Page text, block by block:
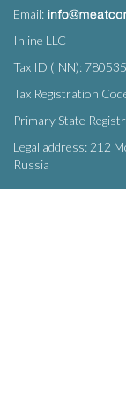
Email:
Inline LLC
Tax ID (INN):
Tax Registration
Primary State
Legal address: 212
Russia